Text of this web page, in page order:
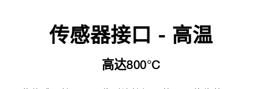
传感器接口 - 高温
高达800°C